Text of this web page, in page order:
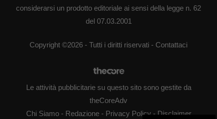
considerarsi un prodotto editoriale ai sensi della legge n. 62
del 07.03.2001
Copyright ©2026 - Tutti i diritti riservati - Contattaci
Le attività pubblicitarie su questo sito sono gestite da
theCoreAdv
Chi Siamo- Redazione- Privacy Policy- Disclaimer